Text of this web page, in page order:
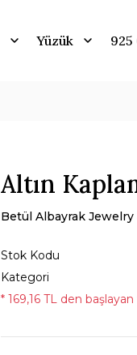
Yüzük 925
Altın
Betül Albayrak Jewelry
Stok Kodu
Kategori
* 169,16 TL den